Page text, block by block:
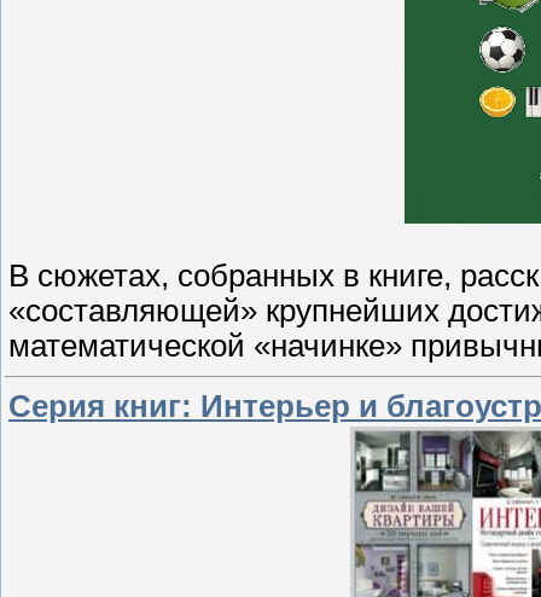
В сюжетах, собранных в книге,
«составляющей» крупнейших
математической «начинке»
Серия книг: Интерьер и